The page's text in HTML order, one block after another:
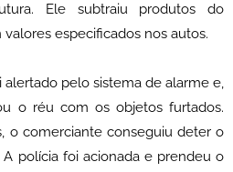
Ele subtraiu produtos do
especificados nos autos.
pelo sistema de alarme e,
o réu com os objetos furtados.
o comerciante conseguiu deter o
polícia foi acionada e prendeu o